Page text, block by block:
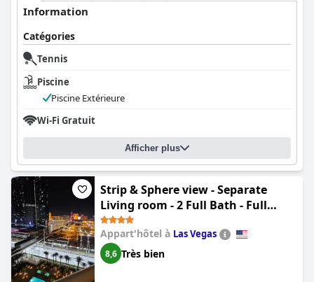
Information
Catégories
Tennis
Piscine
Piscine Extérieure
Wi-Fi Gratuit
Afficher plus
Strip & Sphere view - Separate
Living room - 2 Full Bath - Full
Kitchen - Balcony - 900 sqft - MGM
Signature
Appart'hôtel à Las Vegas
8,6 Très bien